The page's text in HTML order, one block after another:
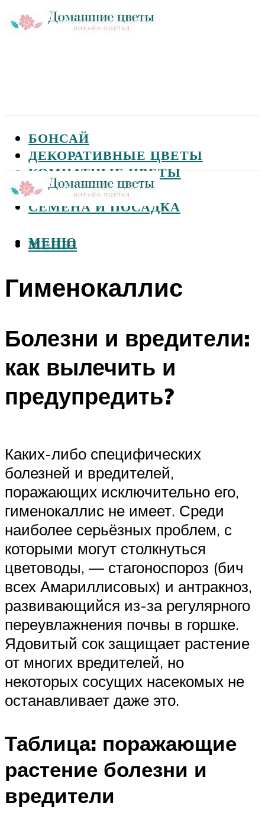
БОНСАЙ
ДЕКОРАТИВНЫЕ ЦВЕТЫ
КОМНАТНЫЕ ЦВЕТЫ
САДОВЫЕ ЦВЕТЫ
СЕМЕНА И ПОСАДКА
МЕНЮ
МЕНЮ
Гименокаллис
Болезни и вредители:
как вылечить и
предупредить?
Каких-либо специфических
болезней и вредителей,
поражающих исключительно его,
гименокаллис не имеет. Среди
наиболее серьёзных проблем, с
которыми могут столкнуться
цветоводы, — стагоноспороз (бич
всех Амариллисовых) и антракноз,
развивающийся из-за регулярного
переувлажнения почвы в горшке.
Ядовитый сок защищает растение
от многих вредителей, но
некоторых сосущих насекомых не
останавливает даже это.
Таблица: поражающие
растение болезни и
вредители